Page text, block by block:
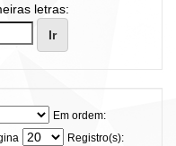
letras:
Em ordem:
Registro(s):